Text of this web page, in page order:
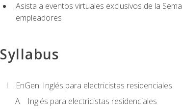
Asista a eventos virtuales exclusivos de la
empleadores
Syllabus
EnGen: Inglés para electricistas residenciales
Inglés para electricistas residenciales